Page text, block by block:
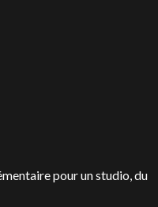
pour un studio, du